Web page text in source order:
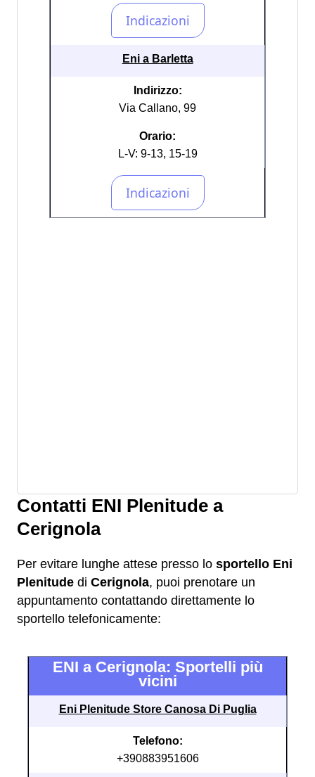
Eni a Barletta
Indirizzo:
Via Callano, 99
Orario:
L-V: 9-13, 15-19
Contatti ENI Plenitude a
Cerignola
Per evitare lunghe attese presso lo sportello Eni
Plenitude di Cerignola, puoi prenotare un
appuntamento contattando direttamente lo
sportello telefonicamente:
ENI a Cerignola: Sportelli più
vicini
Eni Plenitude Store Canosa Di Puglia
Telefono:
+390883951606